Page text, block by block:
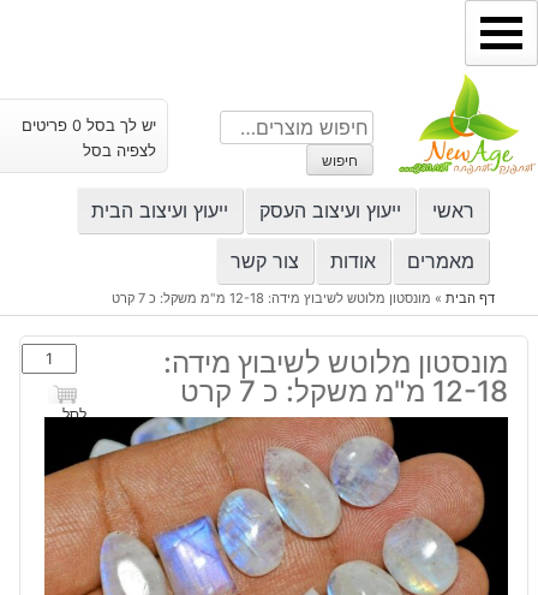
דילוג
לתוכן
חיפוש
עבור:
חיפוש
יש לך בסל 0 פריטים
לצפיה בסל
ראשי ייעוץ ועיצוב העסק ייעוץ ועיצוב הבית
מאמרים אודות צור קשר
דף הבית» מונסטון מלוטש לשיבוץ מידה: 12-18 מ"מ משקל: כ 7 קרט
מונסטון מלוטש לשיבוץ מידה:
12-18 מ"מ משקל: כ 7 קרט
כמות
של
מונסטון
לשיבוץ
מידה:
12-
18
מ"מ
לסל